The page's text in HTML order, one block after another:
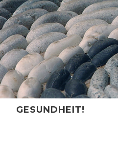
Skip
to
content
GESUNDHEIT!